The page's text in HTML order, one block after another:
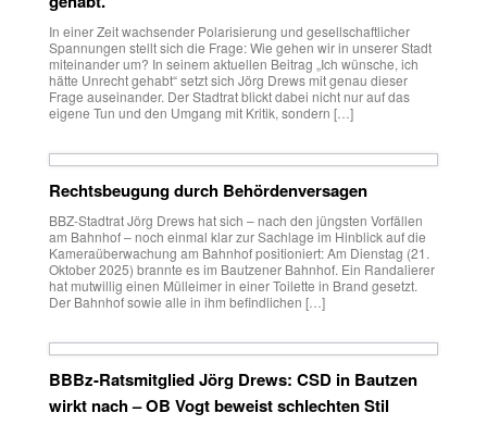
In einer Zeit wachsender Polarisierung und gesellschaftlicher
Spannungen stellt sich die Frage: Wie gehen wir in unserer Stadt
miteinander um? In seinem aktuellen Beitrag „Ich wünsche, ich
hätte Unrecht gehabt“ setzt sich Jörg Drews mit genau dieser
Frage auseinander. Der Stadtrat blickt dabei nicht nur auf das
eigene Tun und den Umgang mit Kritik, sondern […]
Rechtsbeugung durch Behördenversagen
BBZ-Stadtrat Jörg Drews hat sich – nach den jüngsten Vorfällen
am Bahnhof – noch einmal klar zur Sachlage im Hinblick auf die
Kameraüberwachung am Bahnhof positioniert: Am Dienstag (21.
Oktober 2025) brannte es im Bautzener Bahnhof. Ein Randalierer
hat mutwillig einen Mülleimer in einer Toilette in Brand gesetzt.
Der Bahnhof sowie alle in ihm befindlichen […]
BBBz-Ratsmitglied Jörg Drews: CSD in Bautzen
wirkt nach – OB Vogt beweist schlechten Stil